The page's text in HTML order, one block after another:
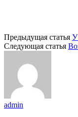
Предыдущая статья У
Следующая статья
admin